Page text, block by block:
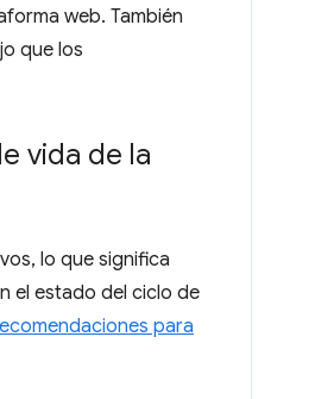
web. También
que los
vida de la
lo que significa
el estado del ciclo de
para